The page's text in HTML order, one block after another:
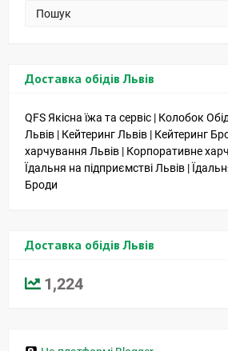
Доставка обідів Львів
QFS Якісна їжа та сервіс | Колобок
Львів | Кейтеринг Львів | Кейтеринг
харчування Львів | Корпоративне
Їдальня на підприємстві Львів |
Броди
Доставка обідів Львів
1,224